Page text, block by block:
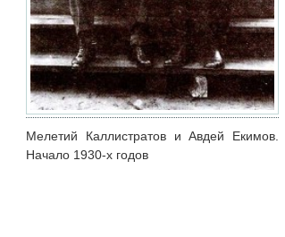
Мелетий Каллистратов и Авдей Екимов.
Начало 1930-х годов